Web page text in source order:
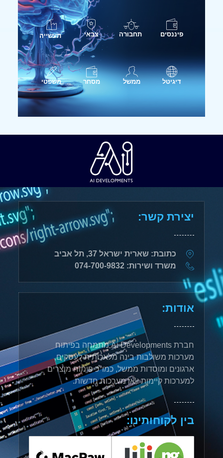
פיננסים תחבורה צבאי תעשייה
דיגיטל ממשל מסחר משפטי
יצירת קשר:
כתובת: שארית ישראל 37, תל אביב
משרד ושירות: 074-700-9832
אודות:
חברת Ai Developments מתמחה בפיתוח
מערכות משולבות בינה מלאכותית לעסקים,
ארגונים ומוסדות ממשל, כמו"כ פיתוח מוצרים
למערכות קיימות ו\או מערכות חדשות.
בין לקוחותינו: